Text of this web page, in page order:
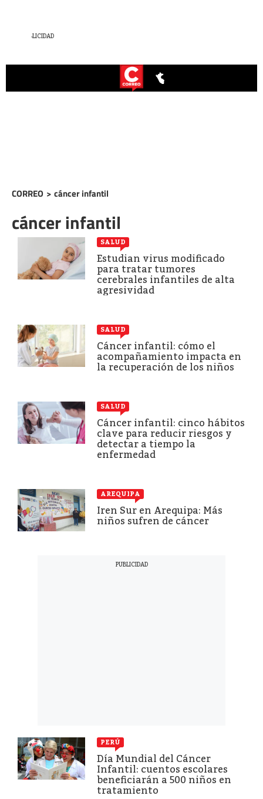
CORREO > cáncer infantil
cáncer infantil
SALUD
Estudian virus modificado
para tratar tumores
cerebrales infantiles de alta
agresividad
SALUD
Cáncer infantil: cómo el
acompañamiento impacta en
la recuperación de los niños
SALUD
Cáncer infantil: cinco hábitos
clave para reducir riesgos y
detectar a tiempo la
enfermedad
AREQUIPA
Iren Sur en Arequipa: Más
niños sufren de cáncer
PERÚ
Día Mundial del Cáncer
Infantil: cuentos escolares
beneficiarán a 500 niños en
tratamiento